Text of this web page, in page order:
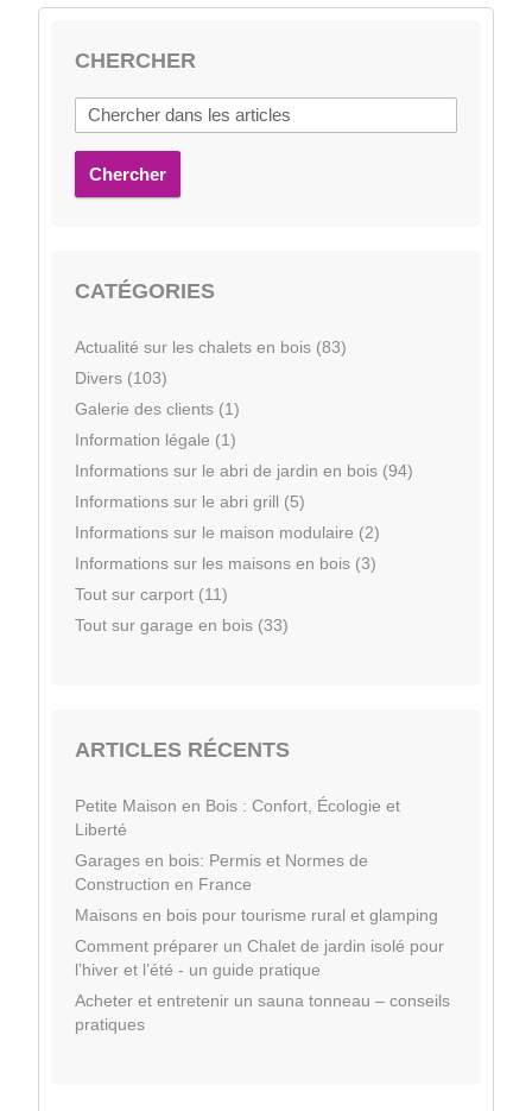
CHERCHER
Chercher
CATÉGORIES
Actualité sur les chalets en bois (83)
Divers (103)
Galerie des clients (1)
Information légale (1)
Informations sur le abri de jardin en bois (94)
Informations sur le abri grill (5)
Informations sur le maison modulaire (2)
Informations sur les maisons en bois (3)
Tout sur carport (11)
Tout sur garage en bois (33)
ARTICLES RÉCENTS
Petite Maison en Bois : Confort, Écologie et
Liberté
Garages en bois: Permis et Normes de
Construction en France
Maisons en bois pour tourisme rural et glamping
Comment préparer un Chalet de jardin isolé pour
l’hiver et l’été - un guide pratique
Acheter et entretenir un sauna tonneau – conseils
pratiques